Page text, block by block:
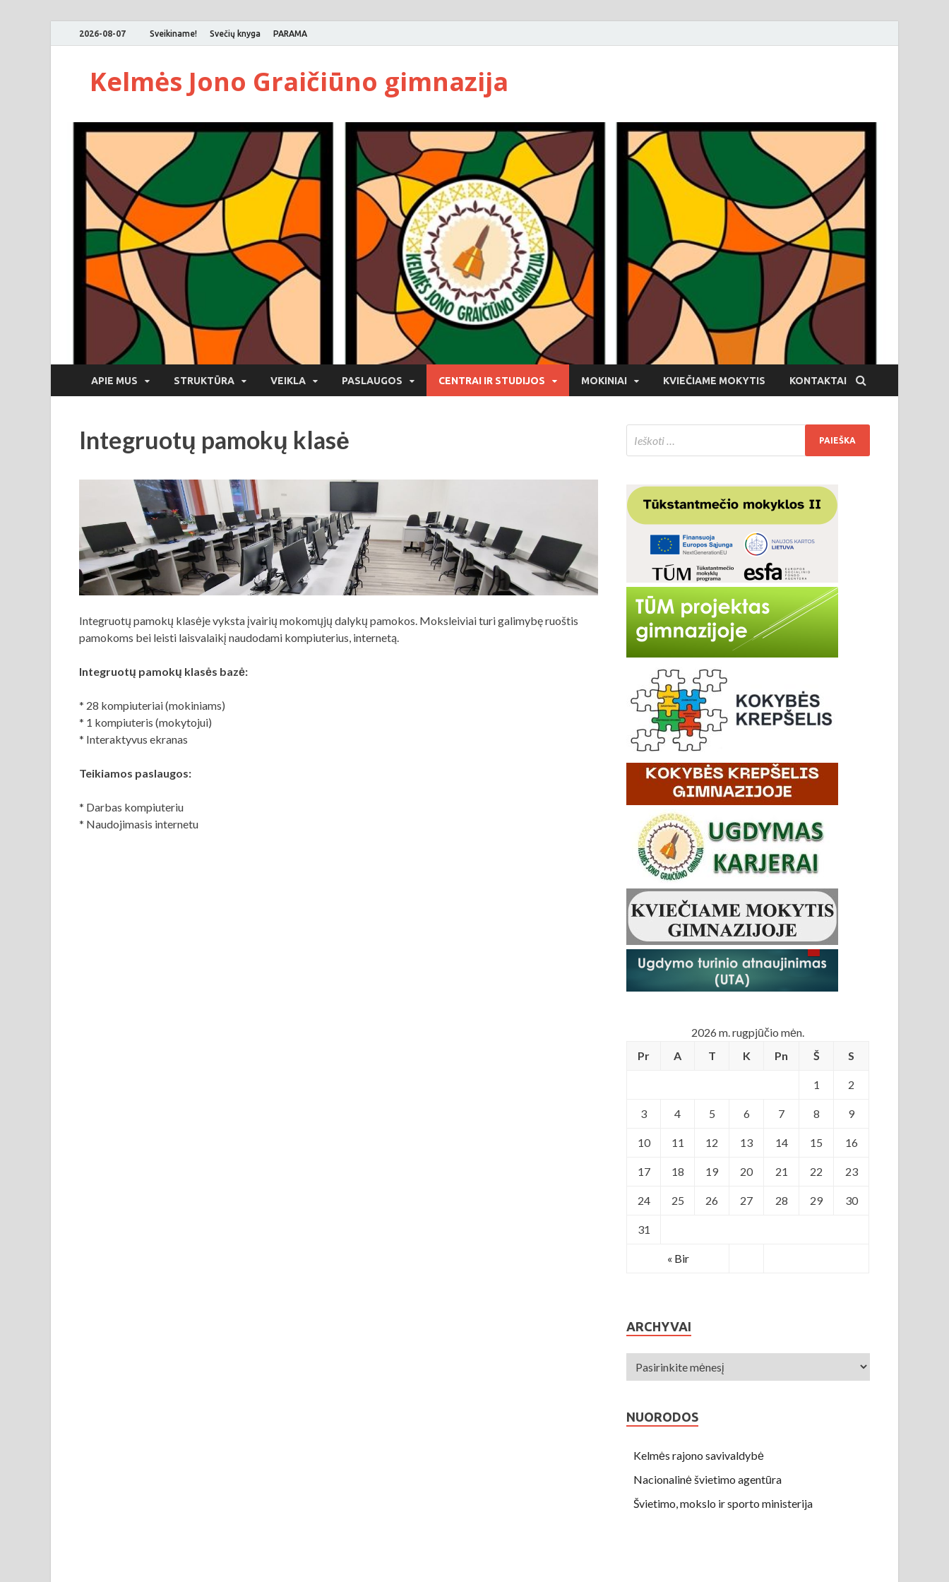
2026-08-07 Sveikiname! Svečių knyga PARAMA
Kelmės Jono Graičiūno gimnazija
APIE MUS STRUKTŪRA VEIKLA PASLAUGOS CENTRAI IR STUDIJOS MOKINIAI KVIEČIAME MOKYTIS KONTAKTAI
Integruotų pamokų klasė
Integruotų pamokų klasėje vyksta įvairių mokomųjų dalykų pamokos. Moksleiviai turi galimybę ruoštis
pamokoms bei leisti laisvalaikį naudodami kompiuterius, internetą.
Integruotų pamokų klasės bazė:
* 28 kompiuteriai (mokiniams)
* 1 kompiuteris (mokytojui)
* Interaktyvus ekranas
Teikiamos paslaugos:
* Darbas kompiuteriu
* Naudojimasis internetu
2026 m. rugpjūčio mėn.
Pr
A T K Pn Š S
« Bir
1 2
3 4 5 6 7 8 9
10 11 12 13 14 15 16
17 18 19 20 21 22 23
24 25 26 27 28 29 30
31
ARCHYVAI
NUORODOS
Kelmės rajono savivaldybė
Nacionalinė švietimo agentūra
Švietimo, mokslo ir sporto ministerija